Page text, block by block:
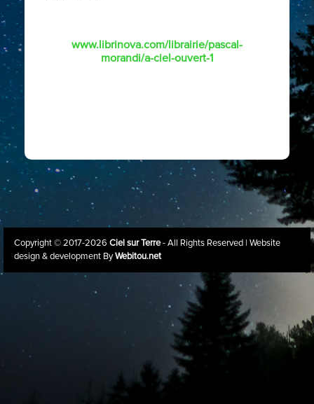
www.librinova.com/librairie/pascal-
morandi/a-ciel-ouvert-1
Copyright © 2017-2026 Ciel sur Terre- All Rights Reserved | Website
design & development ByWebitou.net